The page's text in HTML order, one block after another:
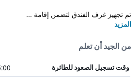
تم تجهيز غرف الفندق لتضمن إقامة ...
المزيد
من الجيد أن تعلم
وقت تسجيل الصعود للطائرة